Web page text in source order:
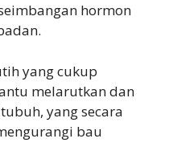
hormon
yang cukup
melarutkan dan
yang secara
bau